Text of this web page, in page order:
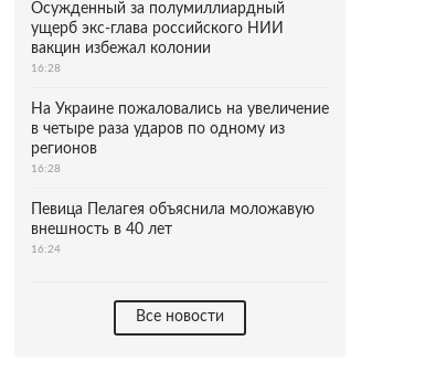
Осужденный за полумиллиардный
ущерб экс-глава российского НИИ
вакцин избежал колонии
16:28
На Украине пожаловались на увеличение
в четыре раза ударов по одному из
регионов
16:28
Певица Пелагея объяснила моложавую
внешность в 40 лет
16:24
Все новости